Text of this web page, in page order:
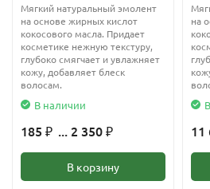
Мягкий натуральный эмолент
на основе жирных кислот
кокосового масла. Придает
косметике нежную текстуру,
глубоко смягчает и увлажняет
кожу, добавляет блеск
волосам.
В наличии
185 ₽ ... 2 350 ₽
В корзину
на
11